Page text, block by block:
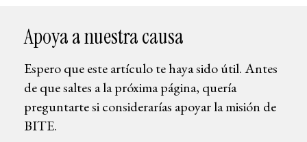
Apoya a nuestra causa
Espero que este artículo te haya sido útil. Antes
de que saltes a la próxima página, quería
preguntarte si considerarías apoyar la misión de
BITE.